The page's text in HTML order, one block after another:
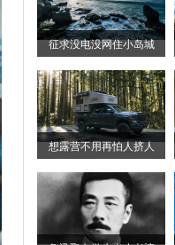
征求没电没网住小岛城
想露营不用再怕人挤人